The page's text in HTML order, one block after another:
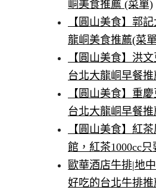
峒美食推薦 (菜單)
【圓山美食】郭
龍峒美食推薦(菜
【圓山美食】洪
台北大龍峒早餐推
【圓山美食】重
台北大龍峒早餐推
【圓山美食】紅
館，紅茶1000cc只
歐華酒店牛排|地
好吃的台北牛排